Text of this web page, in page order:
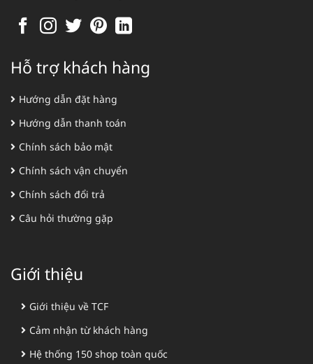
Hỗ trợ khách hàng
Hướng dẫn đặt hàng
Hướng dẫn thanh toán
Chính sách bảo mật
Chính sách vận chuyển
Chính sách đổi trả
Câu hỏi thường gặp
Giới thiệu
Giới thiệu về TCF
Cảm nhận từ khách hàng
Hệ thống 150 shop toàn quốc